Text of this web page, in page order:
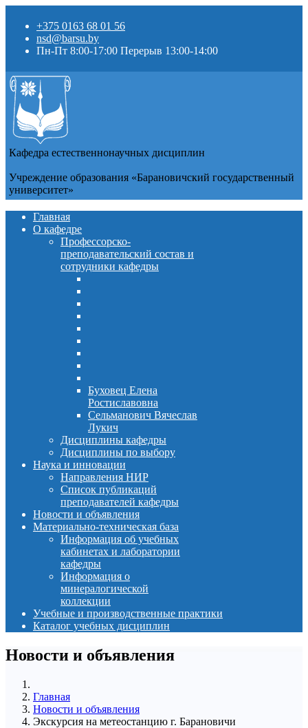
+375 0163 68 01 56
nsd@barsu.by
Пн-Пт 8:00-17:00 Перерыв 13:00-14:00
Кафедра естественнонаучных дисциплин
Учреждение образования «Барановичский государственный
университет»
Главная
О кафедре
Профессорско-
преподавательский состав и
сотрудники кафедры
Буховец Елена
Ростиславовна
Сельманович Вячеслав
Лукич
Дисциплины кафедры
Дисциплины по выбору
Наука и инновации
Направления НИР
Список публикаций
преподавателей кафедры
Новости и объявления
Материально-техническая база
Информация об учебных
кабинетах и лаборатории
кафедры
Информация о
минералогической
коллекции
Учебные и производственные практики
Каталог учебных дисциплин
Новости и объявления
Главная
Новости и объявления
Экскурсия на метеостанцию г. Барановичи